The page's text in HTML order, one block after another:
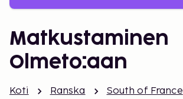
Matkustaminen
Olmeto:aan
Koti Ranska South of France